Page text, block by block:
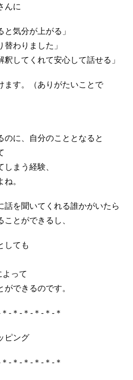
んに
と気分が上がる」
替わりました」
釈してくれて安心して話せる」
ます。（ありがたいことで
のに、自分のこととなると
まう経験、
。
話を聞いてくれる誰かがいたら
とができるし、
しても
よって
できるのです。
-＊-＊-＊-＊-＊
ピング
-＊-＊-＊-＊-＊